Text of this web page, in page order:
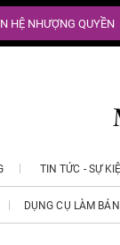
HỆ NHƯỢNG QUYỀN
TIN TỨC - SỰ
DỤNG CỤ LÀM